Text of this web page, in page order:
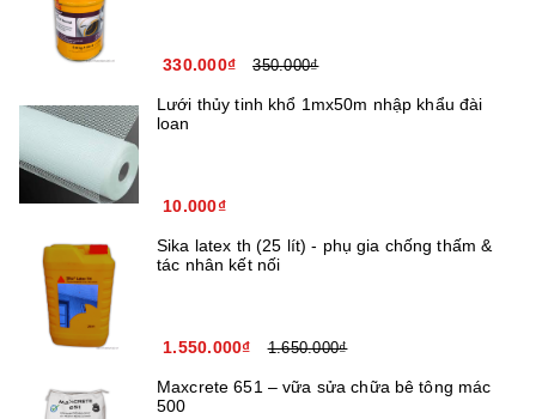
330.000₫ 350.000₫
Lưới thủy tinh khổ 1mx50m nhập khẩu đài
loan
10.000₫
Sika latex th (25 lít) - phụ gia chống thấm &
tác nhân kết nối
1.550.000₫ 1.650.000₫
Maxcrete 651 – vữa sửa chữa bê tông mác
500